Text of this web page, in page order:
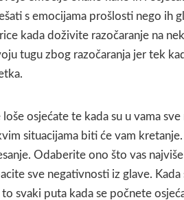
s emocijama prošlosti nego ih
kada doživite razočaranje na
tugu zbog razočaranja jer tek
loše osjećate te kada su u vama
situacijama biti će vam
Odaberite ono što vas
sve negativnosti iz glave.
svaki puta kada se počnete